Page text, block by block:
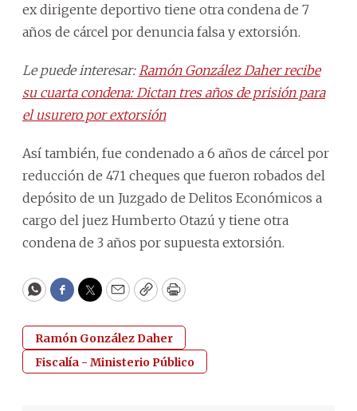
ex dirigente deportivo tiene otra condena de 7
años de cárcel por denuncia falsa y extorsión.
Le puede interesar: Ramón González Daher recibe
su cuarta condena: Dictan tres años de prisión para
el usurero por extorsión
Así también, fue condenado a 6 años de cárcel por
reducción de 471 cheques que fueron robados del
depósito de un Juzgado de Delitos Económicos a
cargo del juez Humberto Otazú y tiene otra
condena de 3 años por supuesta extorsión.
WhatsApp
Facebook
Twitter
EmailCopyPrint
Ramón González Daher
Fiscalía - Ministerio Público